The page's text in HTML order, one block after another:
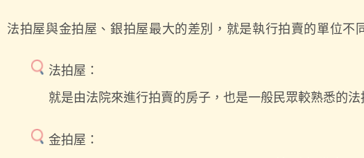
法拍屋與金拍屋、銀拍屋最大的差別，就是執行拍賣的單位不
法拍屋：
就是由法院來進行拍賣的房子，也是一般民眾較熟悉的法
金拍屋：